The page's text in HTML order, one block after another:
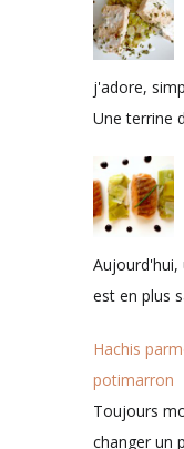
j'adore,
Une terrine
Aujourd'hui,
est en plus
Hachis
potimarron
Toujours
changer un